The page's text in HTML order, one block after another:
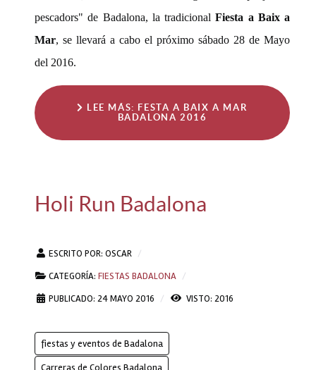
pescadors" de Badalona, la tradicionalFiesta a Baix a
Mar, se llevará a cabo el próximo sábado 28 de Mayo
del 2016.
LEE MÁS: FESTA A BAIX A MAR
BADALONA 2016
Holi Run Badalona
ESCRITO POR: OSCAR
CATEGORÍA: FIESTAS BADALONA
PUBLICADO: 24 MAYO 2016
VISTO: 2016
fiestas y eventos de Badalona
Carreras de Colores Badalona